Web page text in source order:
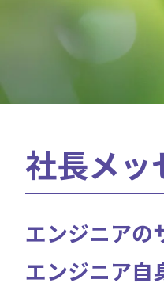
社長メッ
エンジニアの
エンジニア自